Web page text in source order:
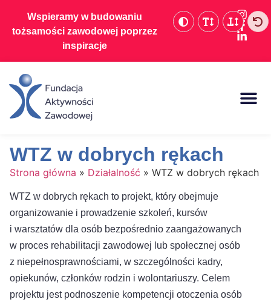
Wspieramy w budowaniu
tożsamości zawodowej poprzez
inspiracje
WTZ w dobrych rękach
Strona główna » Działalność » WTZ w dobrych rękach
WTZ w dobrych rękach to projekt, który obejmuje
organizowanie i prowadzenie szkoleń, kursów
i warsztatów dla osób bezpośrednio zaangażowanych
w proces rehabilitacji zawodowej lub społecznej osób
z niepełnosprawnościami, w szczególności kadry,
opiekunów, członków rodzin i wolontariuszy. Celem
projektu jest podnoszenie kompetencji otoczenia osób